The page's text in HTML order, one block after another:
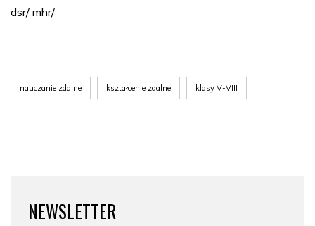
dsr/ mhr/
nauczanie zdalne kształcenie zdalne klasy V-VIII
NEWSLETTER